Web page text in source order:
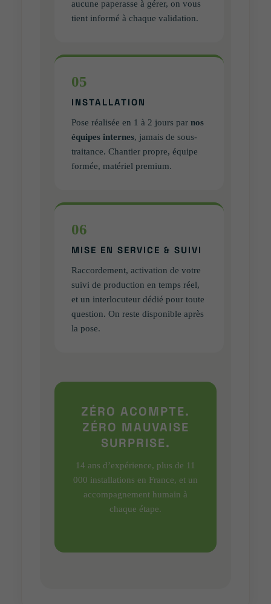
aucune paperasse à gérer, on vous
tient informé à chaque validation.
05
INSTALLATION
Pose réalisée en 1 à 2 jours par nos
équipes internes, jamais de sous-
traitance. Chantier propre, équipe
formée, matériel premium.
06
MISE EN SERVICE & SUIVI
Raccordement, activation de votre
suivi de production en temps réel,
et un interlocuteur dédié pour toute
question. On reste disponible après
la pose.
ZÉRO ACOMPTE.
ZÉRO MAUVAISE
SURPRISE.
14 ans d’expérience, plus de 11
000 installations en France, et un
accompagnement humain à
chaque étape.